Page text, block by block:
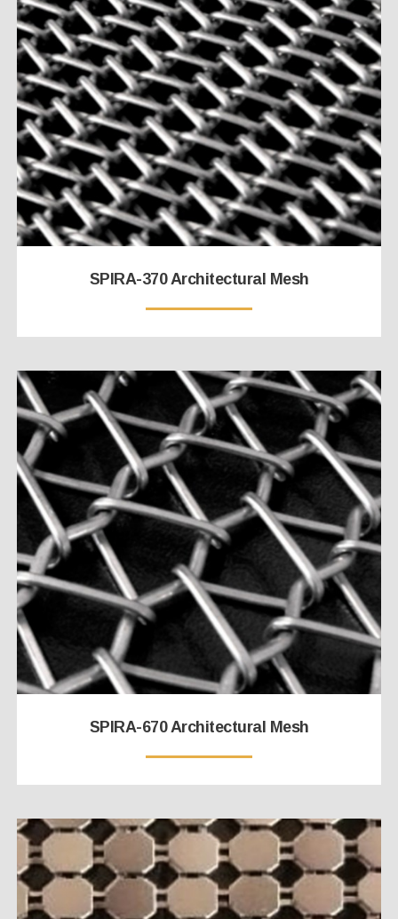
SPIRA-370 Architectural Mesh
SPIRA-670 Architectural Mesh